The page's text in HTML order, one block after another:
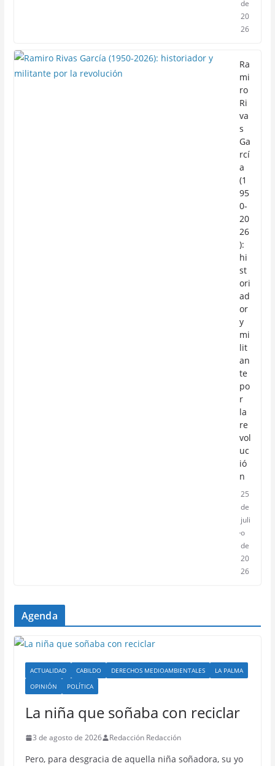
de
20
26
Ra
mi
ro
Ri
va
s
Ga
rcí
a
(1
95
0-
20
26
):
hi
st
ori
ad
or
y
mi
lit
an
te
po
r
la
re
vol
uc
ió
n
25
de
juli
o
de
20
26
Agenda
ACTUALIDAD CABILDO DERECHOS MEDIOAMBIENTALES
LA PALMA
OPINIÓN
POLÍTICA
La niña que soñaba con reciclar
3 de agosto de 2026 Redacción Redacción
Pero, para desgracia de aquella niña soñadora, su yo